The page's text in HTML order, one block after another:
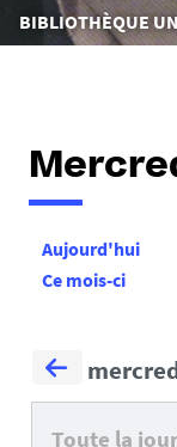
Vous
êtes
BIBLIOTHÈQUE
Aujourd'hui
Ce mois-ci
Toute la